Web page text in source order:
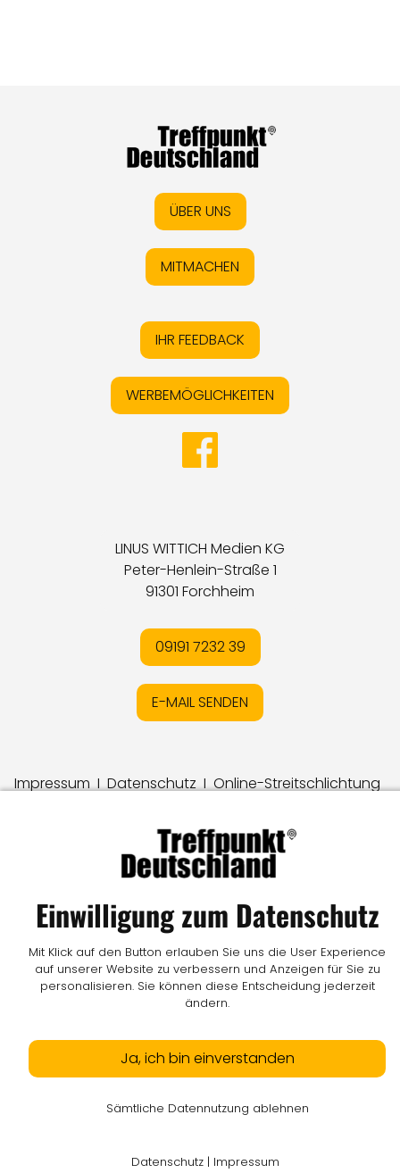
ÜBER UNS
MITMACHEN
IHR FEEDBACK
WERBEMÖGLICHKEITEN
LINUS WITTICH Medien KG
Peter-Henlein-Straße 1
91301 Forchheim
09191 7232 39
E-MAIL SENDEN
Impressum I Datenschutz I Online-Streitschlichtung
© LW Medien GmbH
Einwilligung zum Datenschutz
Mit Klick auf den Button erlauben Sie uns die User Experience
auf unserer Website zu verbessern und Anzeigen für Sie zu
personalisieren. Sie können diese Entscheidung jederzeit
ändern.
Ja, ich bin einverstanden
Sämtliche Datennutzung ablehnen
Datenschutz | Impressum